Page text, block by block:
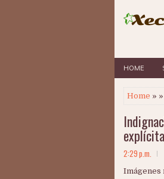
HOME
Home »
2:29 p.m.
Imágenes